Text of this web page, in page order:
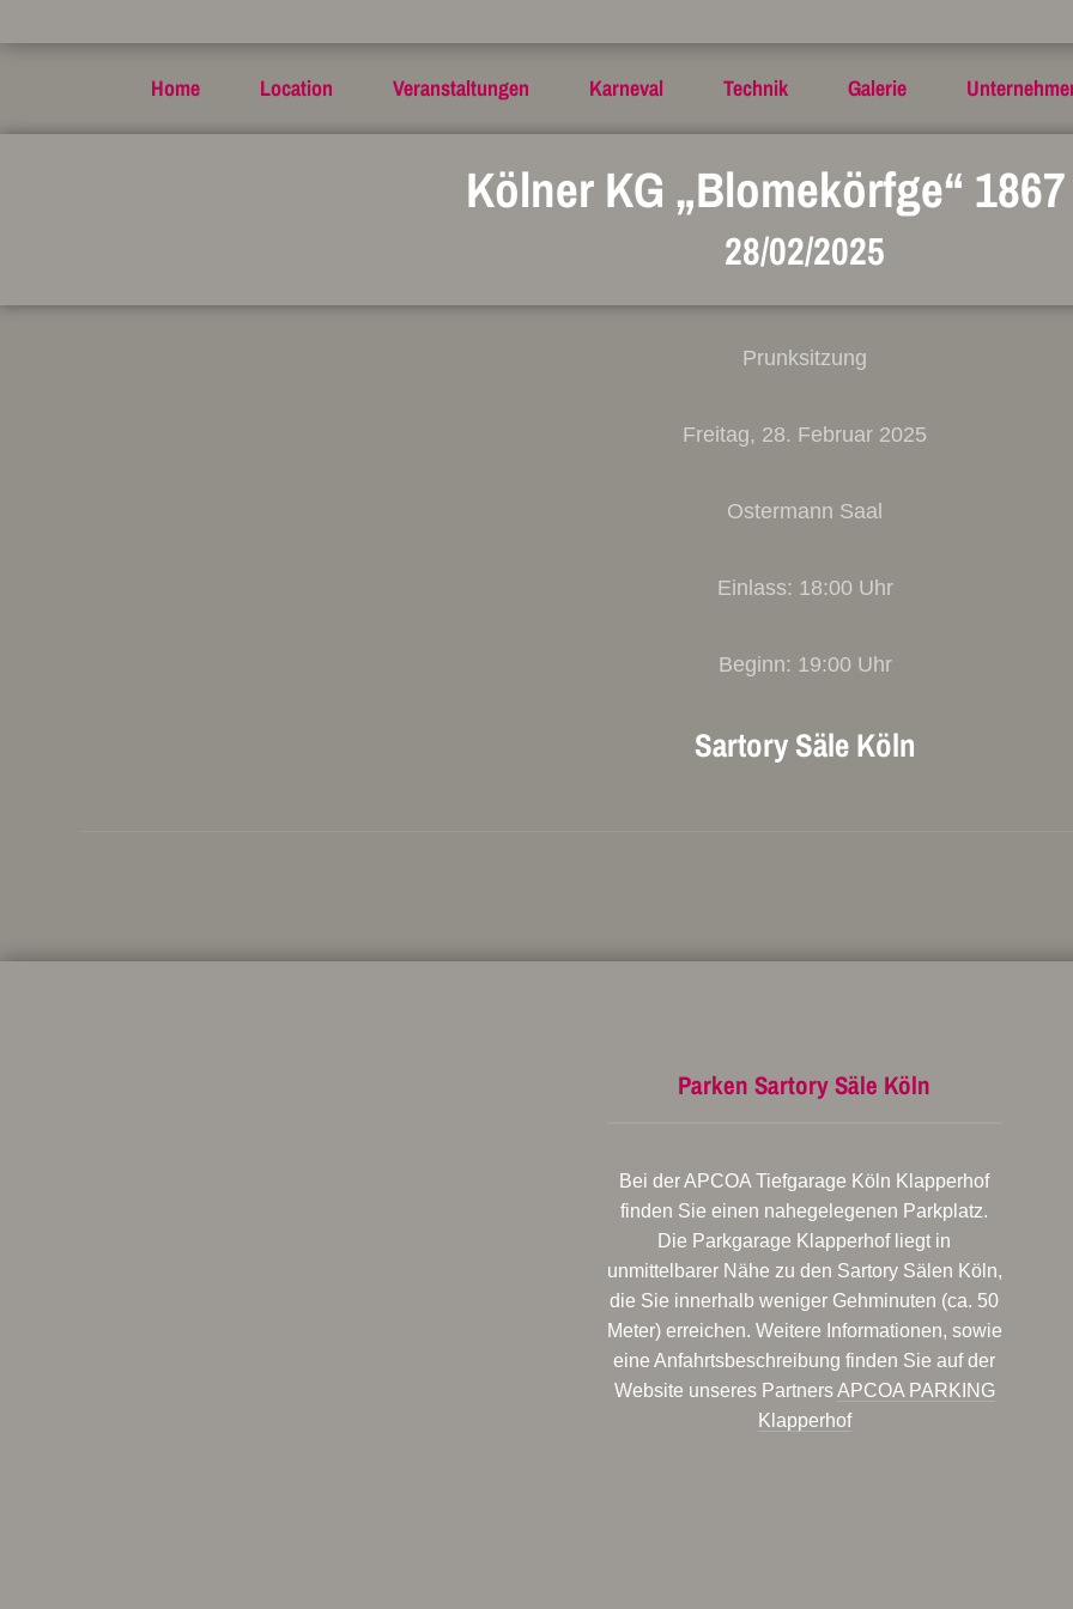
Home Location Veranstaltungen Karneval Technik Galerie
Kölner KG „Blomekörfge“ 1867
28/02/2025
Prunksitzung
Freitag, 28. Februar 2025
Ostermann Saal
Einlass: 18:00 Uhr
Beginn: 19:00 Uhr
Sartory Säle Köln
Parken Sartory Säle Köln
Bei der APCOA Tiefgarage Köln Klapperhof
finden Sie einen nahegelegenen Parkplatz.
Die Parkgarage Klapperhof liegt in
unmittelbarer Nähe zu den Sartory Sälen Köln,
die Sie innerhalb weniger Gehminuten (ca. 50
Meter) erreichen. Weitere Informationen, sowie
eine Anfahrtsbeschreibung finden Sie auf der
Website unseres PartnersAPCOA PARKING
Klapperhof